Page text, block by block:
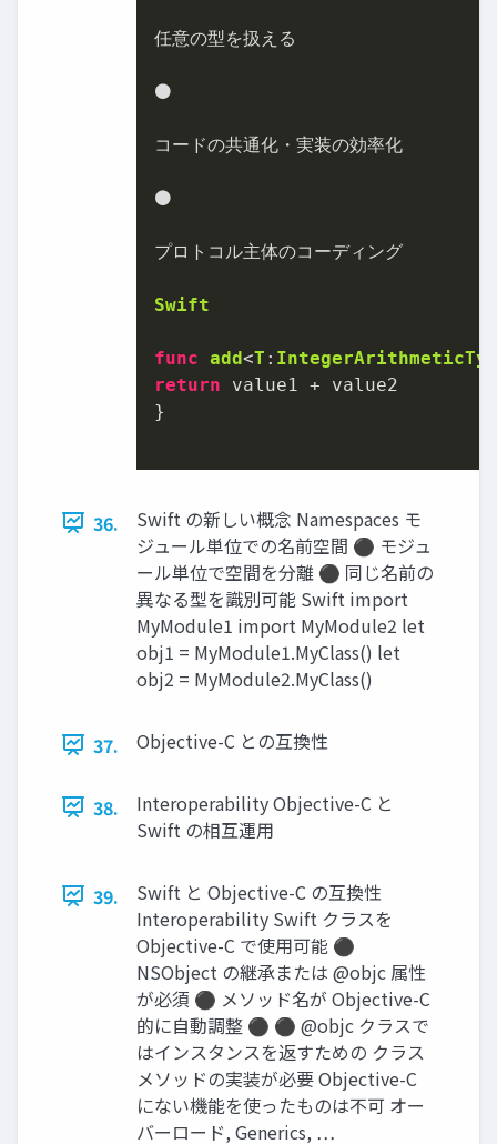
任意の型を扱える
⚫
コードの共通化・実装の効率化
⚫
プロトコル主体のコーディング
Swift
func add<T :
return value1 + value2
}
36.
Swift の新しい概念 Namespaces モ
ジュール単位での名前空間 ⚫ モジュ
ール単位で空間を分離 ⚫ 同じ名前の
異なる型を識別可能 Swift import
MyModule1 import MyModule2 let
obj1 = MyModule1.MyClass() let
obj2 = MyModule2.MyClass()
37. Objective-C との互換性
38.
Interoperability Objective-C と
Swift の相互運用
39.
Swift と Objective-C の互換性
Interoperability Swift クラスを
Objective-C で使用可能 ⚫
NSObject の継承または @objc 属性
が必須 ⚫ メソッド名が Objective-C
的に自動調整 ⚫ ⚫ @objc クラスで
はインスタンスを返すための クラス
メソッドの実装が必要 Objective-C
にない機能を使ったものは不可 オー
バーロード, Generics, …